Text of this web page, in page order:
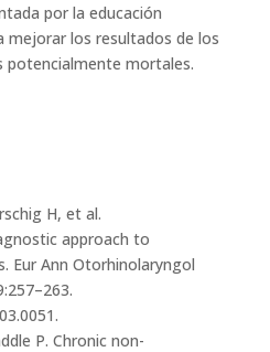
por la educación
mejorar los resultados de los
potencialmente mortales.
H, et al.
approach to
Eur Ann Otorhinolaryngol
P. Chronic non-